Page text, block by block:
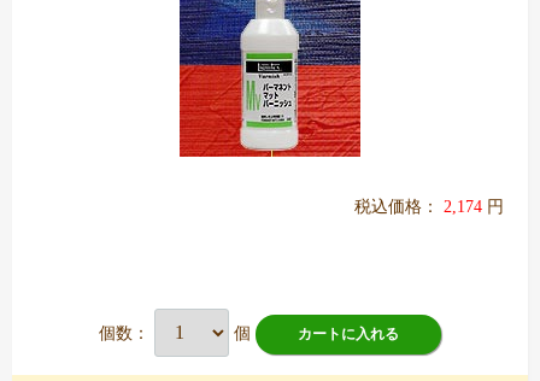
税込価格： 2,174 円
個数： 個 カートに入れる